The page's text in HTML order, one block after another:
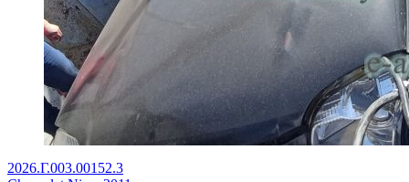
2026.Г.003.00152.3